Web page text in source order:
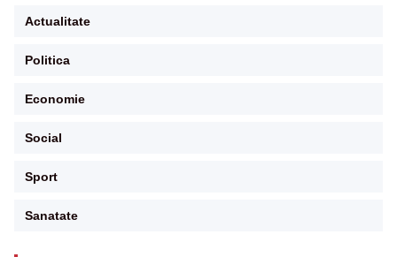
Actualitate
Politica
Economie
Social
Sport
Sanatate